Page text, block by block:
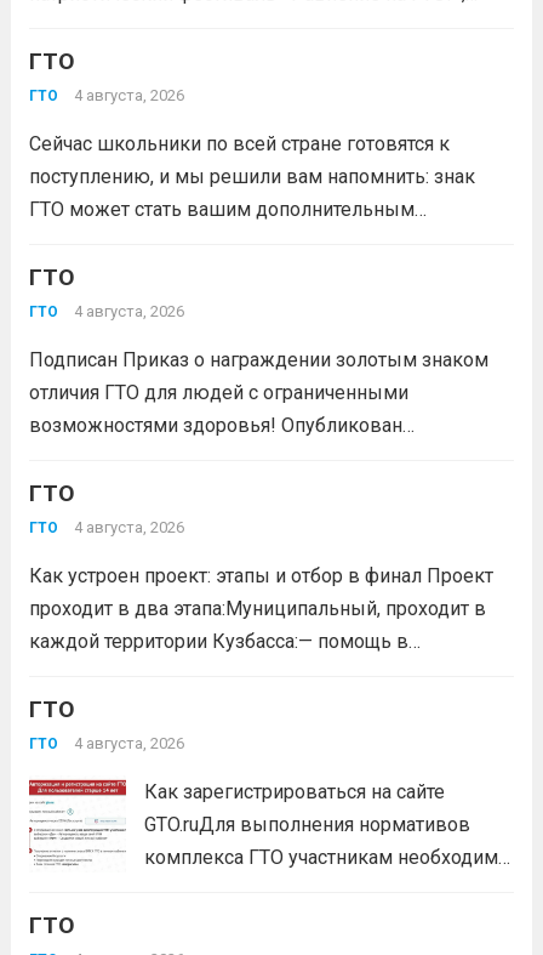
Первых-2026».В мероприятии примут участие
победители муниципального этапа проектной
Кузбасса.Состав команды 6 человек, 3 участника
из...Читать дальше
ГТО
ГТО 4 августа, 2026
Сейчас школьники по всей стране готовятся к
поступлению, и мы решили вам напомнить: знак
ГТО может стать вашим дополнительным
Многие университеты начисляют абитуриентам
баллы за индивидуальные достижения — и знак
ГТО
ГТО 4 августа, 2026
Подписан Приказ о награждении золотым знаком
отличия ГТО для людей с ограниченными
возможностями здоровья! Опубликован
Российской Федерации № 229 НГ от 22 июля 2026
года. Документ утверждает список граждан,
Всероссийского физкультурно-спортивного
комплекса...Читать дальше
ГТО
ГТО 4 августа, 2026
Как устроен проект: этапы и отбор в финал Проект
проходит в два этапа:Муниципальный, проходит в
каждой территории Кузбасса:— помощь в
класс по правильной технике выполнения
нормативов комплекса ГТО;— тренировочные
Читать дальше
ГТО
ГТО 4 августа, 2026
Как зарегистрироваться на сайте
GTO.ruДля выполнения нормативов
комплекса ГТО участникам необходимо
ГТО